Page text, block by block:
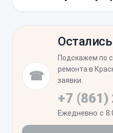
чтобы восстановить
распознавания
убедитесь в исправной
выполнив тестовую
короткий звонок.
☎
Подскажем по
ремонта в
заявки.
+7
Ежедневно с